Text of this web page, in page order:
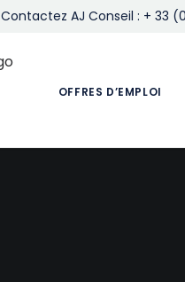
Contactez AJ Conseil : + 33
OFFRES D’EMPLOI